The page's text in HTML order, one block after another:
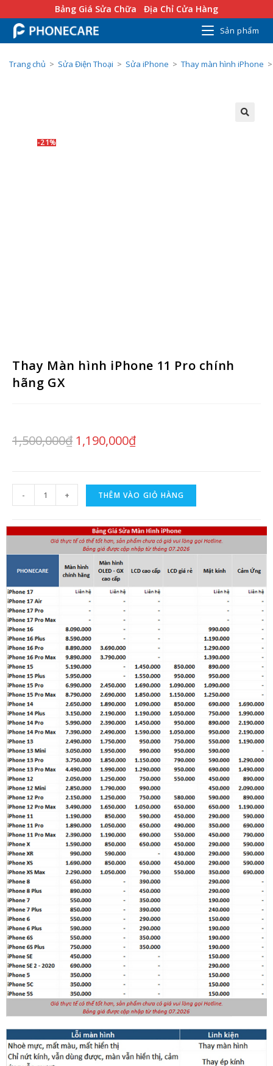
Bảng Giá Sửa Chữa Địa Chỉ Cửa Hàng
Sản phẩm
Trang chủ > Sửa Điện Thoại > Sửa iPhone > Thay màn hình iPhone >
-21%
Thay Màn hình iPhone 11 Pro chính
hãng GX
1,500,000₫ 1,190,000₫
- + THÊM VÀO GIỎ HÀNG